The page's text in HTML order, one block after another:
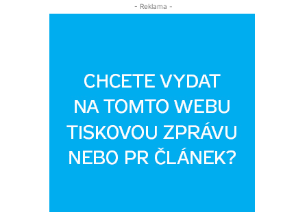
- Reklama -